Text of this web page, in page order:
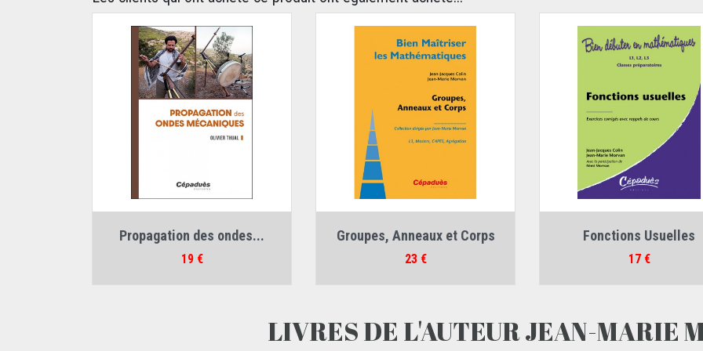
Propagation des ondes...
Prix
19 €
Jean-Jacques Colin,Jean-Marie Morvan
Groupes, Anneaux et Corps
Prix
23 €
Jean-Jacques Colin, Jean-Marie
Rémi Morvan
Fonctions Usuelles
Prix
17 €
LIVRES DE L'AUTEUR JEAN-MARIE